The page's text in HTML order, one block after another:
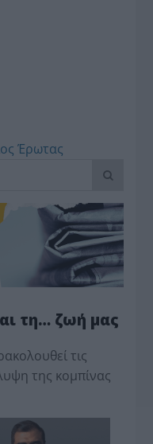
Έρωτας
τη… ζωή μας
τις
της κο­μπίνας